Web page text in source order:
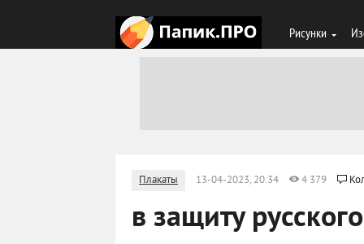
Рисунки
Плакаты 13-04-2023, 20:34 4 379
в защиту